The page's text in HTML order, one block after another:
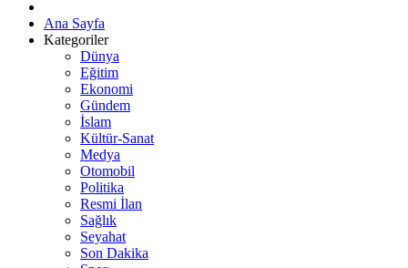
Ana Sayfa
Kategoriler
Dünya
Eğitim
Ekonomi
Gündem
İslam
Kültür-Sanat
Medya
Otomobil
Politika
Resmi İlan
Sağlık
Seyahat
Son Dakika